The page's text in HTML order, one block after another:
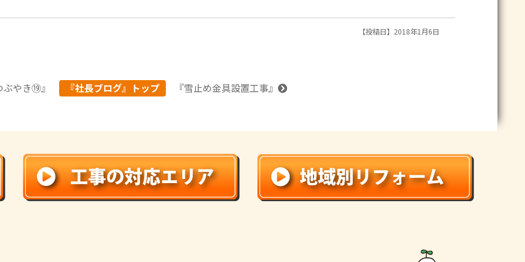
【投稿日】2018年1月6日
ぶやき⑲』 『社長ブログ』トップ 『雪止め金具設置工事』